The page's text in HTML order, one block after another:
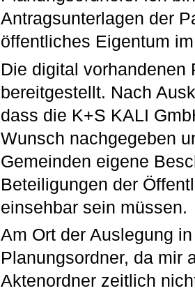
Antragsunterlagen der
öffentliches Eigentum
Die digital vorhandenen
bereitgestellt. Nach
dass die K+S KALI
Wunsch nachgegeben
Gemeinden eigene
Beteiligungen der
einsehbar sein müssen.
Am Ort der Auslegung
Planungsordner, da mir
Aktenordner zeitlich